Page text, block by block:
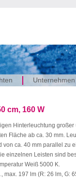
Unternehmen
cm, 160 W
Hinterleuchtung großer
Fläche ab ca. 30 mm.
von ca. 40 mm parallel zu
einzelnen Leisten sind
Weiß 5000 K.
max. 197 lm (R: 26 lm, G: